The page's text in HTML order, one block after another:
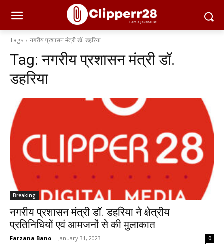
Tags नगरीय प्रशासन मंत्री डॉ. डहरिया
Tag:नगरीय प्रशासन मंत्री डॉ.
डहरिया
Breaking
नगरीय प्रशासन मंत्री डॉ. डहरिया ने क्षेत्रीय
प्रतिनिधियों एवं आमजनों से की मुलाकात
Farzana Bano - January 31, 2023 0